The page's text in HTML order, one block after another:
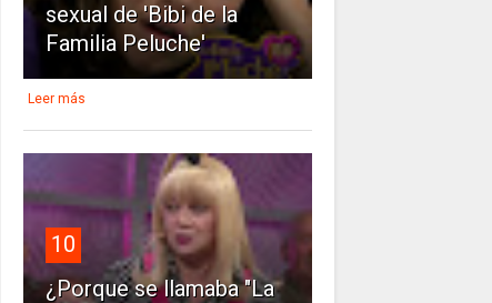
sexual de 'Bibi de la
Familia Peluche'
Leer más
10
¿Porque se llamaba "La